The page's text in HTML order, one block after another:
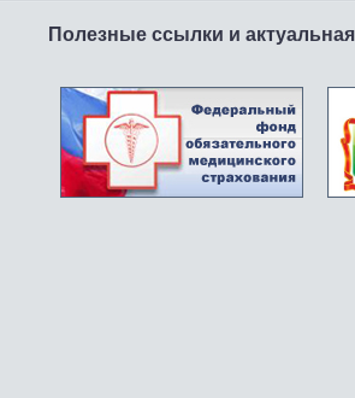
Полезные ссылки и